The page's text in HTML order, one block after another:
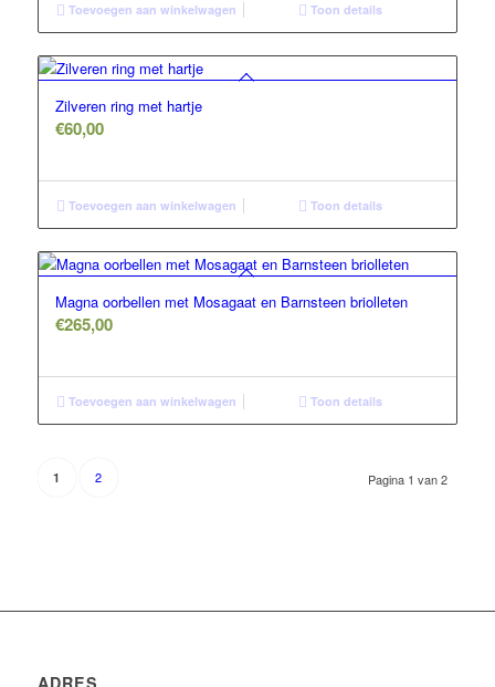
Toevoegen aan winkelwagen Toon details
Zilveren ring met hartje
€60,00
Toevoegen aan winkelwagen Toon details
Magna oorbellen met Mosagaat en Barnsteen briolleten
€265,00
Toevoegen aan winkelwagen Toon details
Pagina 1 van 2
1 2